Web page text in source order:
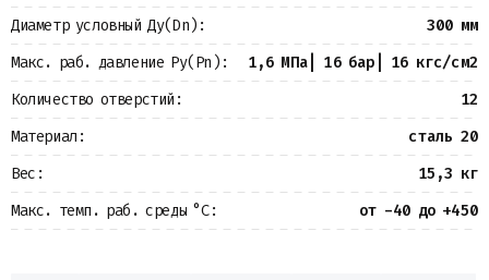
Диаметр условный Ду(Dn):
300 мм
Макс. раб. давление Ру(Pn):
1,6 МПа| 16 бар| 16 кгс/см2
Количество отверстий:
12
Материал:
сталь 20
Вес:
15,3 кг
Макс. темп. раб. среды °С:
от -40 до +450